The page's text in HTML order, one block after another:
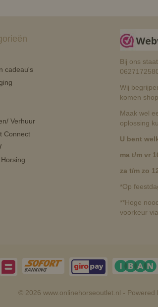
cadeau's
Verhuur
Connect
Bij ons
Wij
komen
Maak wel
oplossing
U bent
ma t/m vr
za t/m zo
*Op
**Hoge
voorkeur
© 2026 www.onlinehorseoutlet.nl - Powered